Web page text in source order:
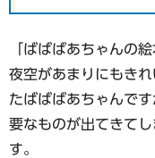
「ばばばあちゃんの
夜空があまりにもき
たばばばあちゃんで
要なものが出てきて
す。